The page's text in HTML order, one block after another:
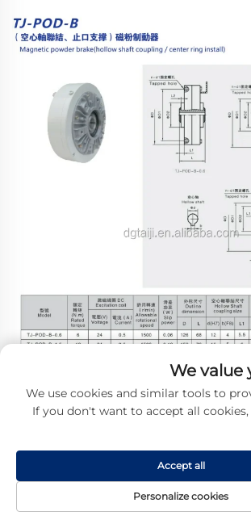
صفحه اصلی محصول درباره
We value
We use cookies and similar tools to
If you don't want to accept all
Personalize cookies
Accept all